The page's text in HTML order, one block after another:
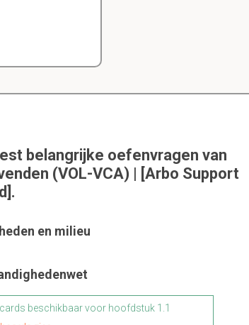
belangrijke oefenvragen van
(VOL-VCA) | [Arbo Support
en milieu
beschikbaar voor hoofdstuk 1.1